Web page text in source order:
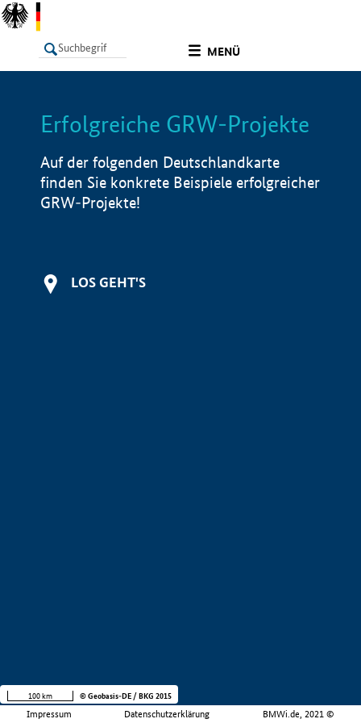
MENÜ
LISTE Info
Erfolgreiche GRW-Projekte
Auf der folgenden Deutschlandkarte
finden Sie konkrete Beispiele erfolgreicher
GRW-Projekte!
LOS GEHT'S
Impressum Datenschutzerklärung BMWi.de, 2021 ©
100 km © Geobasis-DE / BKG 2015